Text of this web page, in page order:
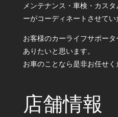
メンテナンス・車検・カス
ーがコーディネートさせてい
お客様のカーライフサポー
ありたいと思います。
お車のことなら是非お任せく
店舗情報